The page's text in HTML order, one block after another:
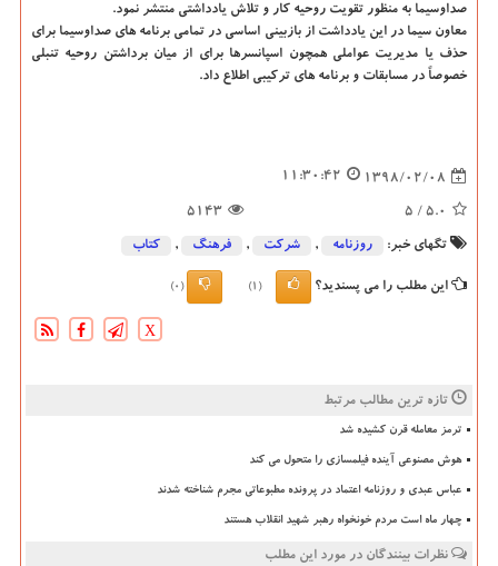
صداوسیما به منظور تقویت روحیه كار و تلاش یادداشتی منتشر نمود.
معاون سیما در این یادداشت از بازبینی اساسی در تمامی برنامه های صداوسیما برای
حذف یا مدیریت عواملی همچون اسپانسرها برای از میان برداشتن روحیه تنبلی
خصوصاً در مسابقات و برنامه های تركیبی اطلاع داد.
1398/02/08
11:30:42
5.0
/ 5
5143
تگهای خبر: روزنامه , شركت , فرهنگ , كتاب
این مطلب را می پسندید؟ (1)
(0)
X
تازه ترین مطالب مرتبط
ترمز معامله قرن کشیده شد
هوش مصنوعی آینده فیلمسازی را متحول می کند
عباس عبدی و روزنامه اعتماد در پرونده مطبوعاتی مجرم شناخته شدند
چهار ماه است مردم خونخواه رهبر شهید انقلاب هستند
نظرات بینندگان در مورد این مطلب